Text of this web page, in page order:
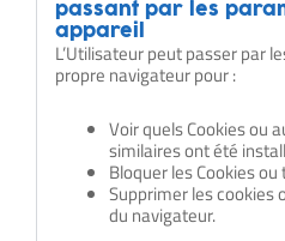
passant par les
appareil
L’Utilisateur peut passer par
propre navigateur pour :
Voir quels Cookies ou
similaires ont été
Bloquer les Cookies
Supprimer les cookies
du navigateur.